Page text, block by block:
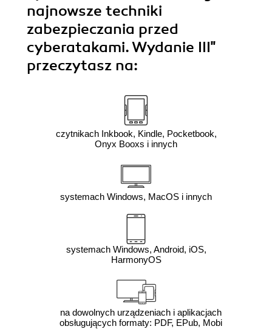
najnowsze techniki
zabezpieczania przed
cyberatakami. Wydanie III"
przeczytasz na:
czytnikach Inkbook, Kindle, Pocketbook,
Onyx Booxs i innych
systemach Windows, MacOS i innych
systemach Windows, Android, iOS,
HarmonyOS
na dowolnych urządzeniach i aplikacjach
obsługujących formaty: PDF, EPub, Mobi